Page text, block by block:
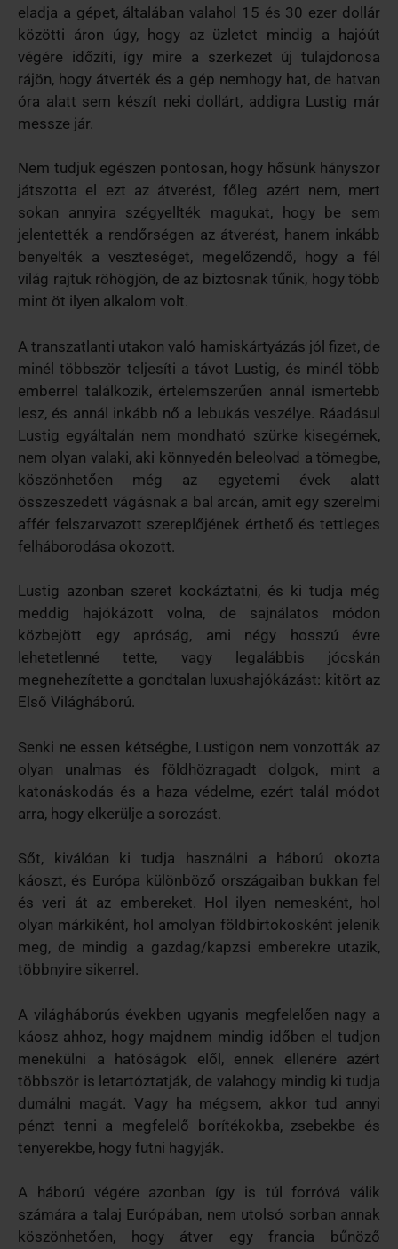
eladja a gépet, általában valahol 15 és 30 ezer dollár
közötti áron úgy, hogy az üzletet mindig a hajóút
végére időzíti, így mire a szerkezet új tulajdonosa
rájön, hogy átverték és a gép nemhogy hat, de hatvan
óra alatt sem készít neki dollárt, addigra Lustig már
messze jár.
Nem tudjuk egészen pontosan, hogy hősünk hányszor
játszotta el ezt az átverést, főleg azért nem, mert
sokan annyira szégyellték magukat, hogy be sem
jelentették a rendőrségen az átverést, hanem inkább
benyelték a veszteséget, megelőzendő, hogy a fél
világ rajtuk röhögjön, de az biztosnak tűnik, hogy több
mint öt ilyen alkalom volt.
A transzatlanti utakon való hamiskártyázás jól fizet, de
minél többször teljesíti a távot Lustig, és minél több
emberrel találkozik, értelemszerűen annál ismertebb
lesz, és annál inkább nő a lebukás veszélye. Ráadásul
Lustig egyáltalán nem mondható szürke kisegérnek,
nem olyan valaki, aki könnyedén beleolvad a tömegbe,
köszönhetően még az egyetemi évek alatt
összeszedett vágásnak a bal arcán, amit egy szerelmi
affér felszarvazott szereplőjének érthető és tettleges
felháborodása okozott.
Lustig azonban szeret kockáztatni, és ki tudja még
meddig hajókázott volna, de sajnálatos módon
közbejött egy apróság, ami négy hosszú évre
lehetetlenné tette, vagy legalábbis jócskán
megnehezítette a gondtalan luxushajókázást: kitört az
Első Világháború.
Senki ne essen kétségbe, Lustigon nem vonzották az
olyan unalmas és földhözragadt dolgok, mint a
katonáskodás és a haza védelme, ezért talál módot
arra, hogy elkerülje a sorozást.
Sőt, kiválóan ki tudja használni a háború okozta
káoszt, és Európa különböző országaiban bukkan fel
és veri át az embereket. Hol ilyen nemesként, hol
olyan márkiként, hol amolyan földbirtokosként jelenik
meg, de mindig a gazdag/kapzsi emberekre utazik,
többnyire sikerrel.
A világháborús években ugyanis megfelelően nagy a
káosz ahhoz, hogy majdnem mindig időben el tudjon
menekülni a hatóságok elől, ennek ellenére azért
többször is letartóztatják, de valahogy mindig ki tudja
dumálni magát. Vagy ha mégsem, akkor tud annyi
pénzt tenni a megfelelő borítékokba, zsebekbe és
tenyerekbe, hogy futni hagyják.
A háború végére azonban így is túl forróvá válik
számára a talaj Európában, nem utolsó sorban annak
köszönhetően, hogy átver egy francia bűnöző